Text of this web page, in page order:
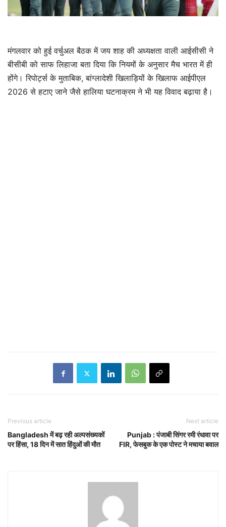
मंगलवार को हुई वर्चुअल बैठक में जय शाह की अध्यक्षता वाली आईसीसी ने
बीसीबी को साफ लिहाजा बता दिया कि नियमों के अनुसार मैच भारत में ही
होंगे। रिपोर्ट्स के मुताबिक, बांग्लादेशी खिलाड़ियों के खिलाफ आईपीएल
2026 से हटाए जाने जैसे हालिया घटनाक्रम ने भी यह विवाद बढ़ाया है।
Previous article
Bangladesh में बढ़ रही अल्पसंख्यकों
पर हिंसा, 18 दिन में सात हिंदुओं की मौत
Next article
Punjab : पंजाबी सिंगर रमी रंधावा पर
FIR, फेसबुक के एक पोस्ट ने मचाया बवाल